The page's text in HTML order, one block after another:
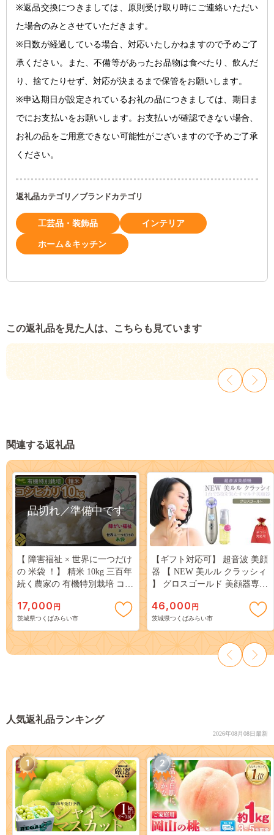
※返品交換につきましては、原則受け取り時にご連絡いただい
た場合のみとさせていただきます。
※日数が経過している場合、対応いたしかねますので予めご了
承ください。また、不備等があったお品物は食べたり、飲んだ
り、捨てたりせず、対応が決まるまで保管をお願いします。
※申込期日が設定されているお礼の品につきましては、期日ま
でにお支払いをお願いします。お支払いが確認できない場合、
お礼の品をご用意できない可能性がございますので予めご了承
ください。
返礼品カテゴリ／ブランドカテゴリ
工芸品・装飾品 インテリア
ホーム＆キッチン
この返礼品を見た人は、こちらも見ています
関連する返礼品
品切れ／準備中です
【 障害福祉 × 世界に一つだけ
の 米袋 ！】 精米 10kg 三百年
続く農家の 有機特別栽培 コシ
栽培 こしひかり 農楽里 のら
り [AC55-NT]
17,000 円
茨城県つくばみらい市
【ギフト対応可】 超音波 美顔
器 【 NEW 美ルル クラッシィ
】 グロスゴールド 美顔器専用
ル(50g) 付 超音波美顔器 イオ
ン導入 イオン導出 美容 美顔
器 超音波 イオン 振動 エステ
美容家電 自宅エステ 自宅ケア
［DD19-NT］
46,000 円
茨城県つくばみらい市
人気返礼品ランキング
2026年08月08日最新
1 2